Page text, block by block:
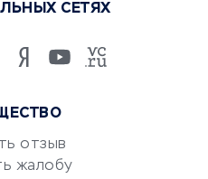
отзыв
жалобу
СЕТЯХ